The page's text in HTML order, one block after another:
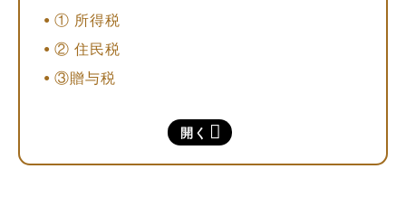
開く
① 所得税
② 住民税
③贈与税
①配偶者控除